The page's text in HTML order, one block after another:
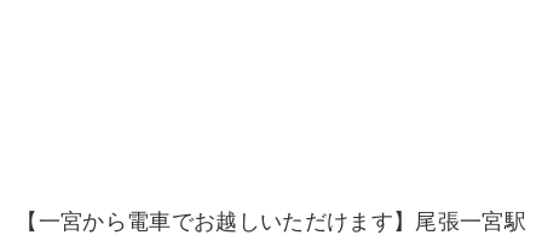
一宮から電車でお越しいただけます
尾張一宮駅